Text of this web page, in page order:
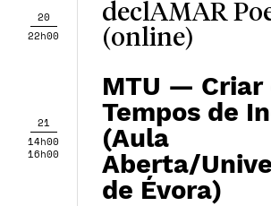
20
22h00
declAMAR
(online)
21
14h00
16h00
MTU — Criar
Tempos de
(Aula
Aberta/
de Évora)